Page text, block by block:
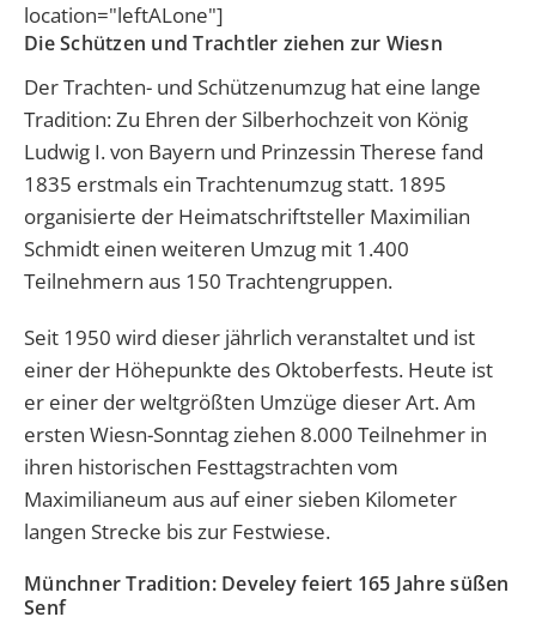
location="leftALone"]
Die Schützen und Trachtler ziehen zur Wiesn
Der Trachten- und Schützenumzug hat eine lange
Tradition: Zu Ehren der Silberhochzeit von König
Ludwig I. von Bayern und Prinzessin Therese fand
1835 erstmals ein Trachtenumzug statt. 1895
organisierte der Heimatschriftsteller Maximilian
Schmidt einen weiteren Umzug mit 1.400
Teilnehmern aus 150 Trachtengruppen.
Seit 1950 wird dieser jährlich veranstaltet und ist
einer der Höhepunkte des Oktoberfests. Heute ist
er einer der weltgrößten Umzüge dieser Art. Am
ersten Wiesn-Sonntag ziehen 8.000 Teilnehmer in
ihren historischen Festtagstrachten vom
Maximilianeum aus auf einer sieben Kilometer
langen Strecke bis zur Festwiese.
Münchner Tradition: Develey feiert 165 Jahre süßen
Senf